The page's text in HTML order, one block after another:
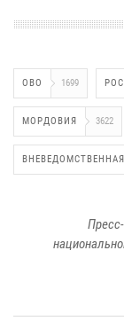
ОВО 1699
МОРДОВИЯ 3622